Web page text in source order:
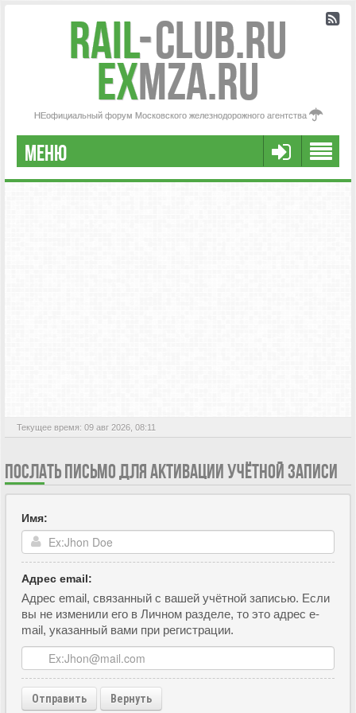
Rail-Club.RU
exMZA.RU
НЕофициальный форум Московского железнодорожного агентства
МЕНЮ
РЕГИСТРАЦИЯ
Текущее время: 09 авг 2026, 08:11
ПОСЛАТЬ ПИСЬМО ДЛЯ АКТИВАЦИИ УЧЁТНОЙ ЗАПИСИ
Имя:
Адрес email:
Адрес email, связанный с вашей учётной записью. Если
вы не изменили его в Личном разделе, то это адрес e-
mail, указанный вами при регистрации.